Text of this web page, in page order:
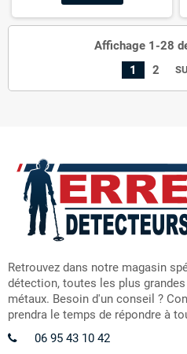
Affichage 1-28
1
2
Retrouvez dans notre magasin
détection, toutes les plus
métaux. Besoin d'un conseil ?
prendra le temps de répondre à
06 95 43 10 42